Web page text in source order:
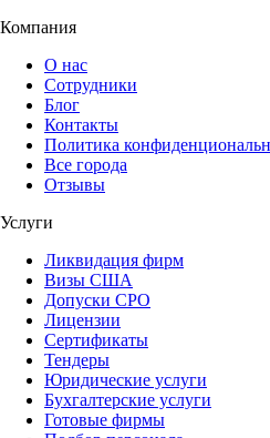
Компания
О нас
Сотрудники
Блог
Контакты
Политика
Все города
Отзывы
Услуги
Ликвидация фирм
Визы США
Допуски СРО
Лицензии
Сертификаты
Тендеры
Юридические услуги
Бухгалтерские услуги
Готовые фирмы